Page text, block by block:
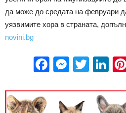
да може до средата на февруари
уязвимите хора в страната,
novini.bg
Facebook